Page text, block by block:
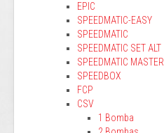
EPIC
SPEEDMATIC-EASY
SPEEDMATIC
SPEEDMATIC SET ALT
SPEEDMATIC MASTER
SPEEDBOX
FCP
CSV
1 Bomba